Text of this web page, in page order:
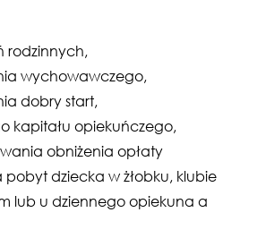
rodzinnych,
wychowawczego,
dobry start,
kapitału opiekuńczego,
obniżenia opłaty
pobyt dziecka w żłobku, klubie
lub u dziennego opiekuna a